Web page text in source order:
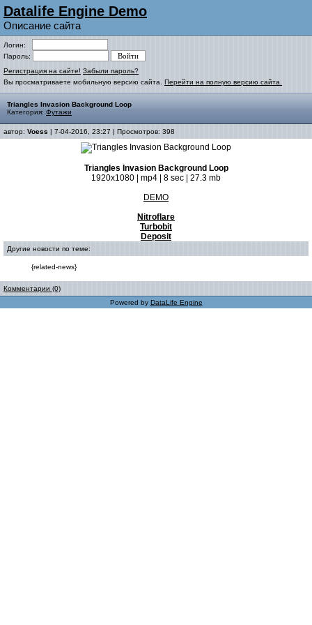
Datalife Engine Demo
Описание сайта
Логин:
Пароль:
Регистрация на сайте! Забыли пароль?
Вы просматриваете мобильную версию сайта. Перейти на полную версию сайта.
Triangles Invasion Background Loop
Категория: Футажи
автор: Voess | 7-04-2016, 23:27 | Просмотров: 398
Triangles Invasion Background Loop
1920x1080 | mp4 | 8 sec | 27.3 mb
DEMO
Nitroflare
Turbobit
Deposit
Другие новости по теме:
{related-news}
Комментарии (0)
Powered by DataLife Engine